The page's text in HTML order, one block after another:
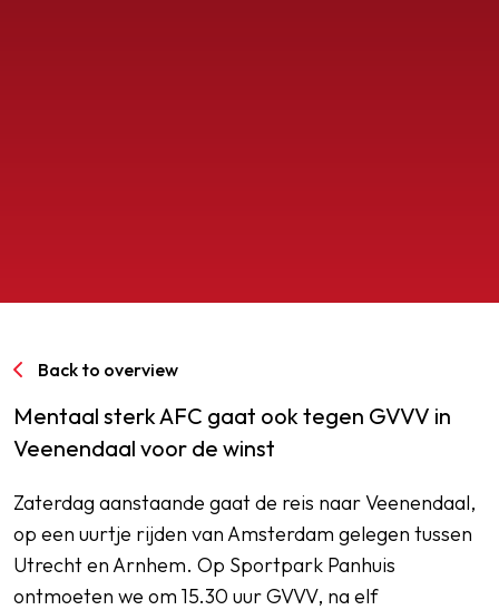
Back to overview
Mentaal sterk AFC gaat ook tegen GVVV in
Veenendaal voor de winst
Zaterdag aanstaande gaat de reis naar Veenendaal,
op een uurtje rijden van Amsterdam gelegen tussen
Utrecht en Arnhem. Op Sportpark Panhuis
ontmoeten we om 15.30 uur GVVV, na elf